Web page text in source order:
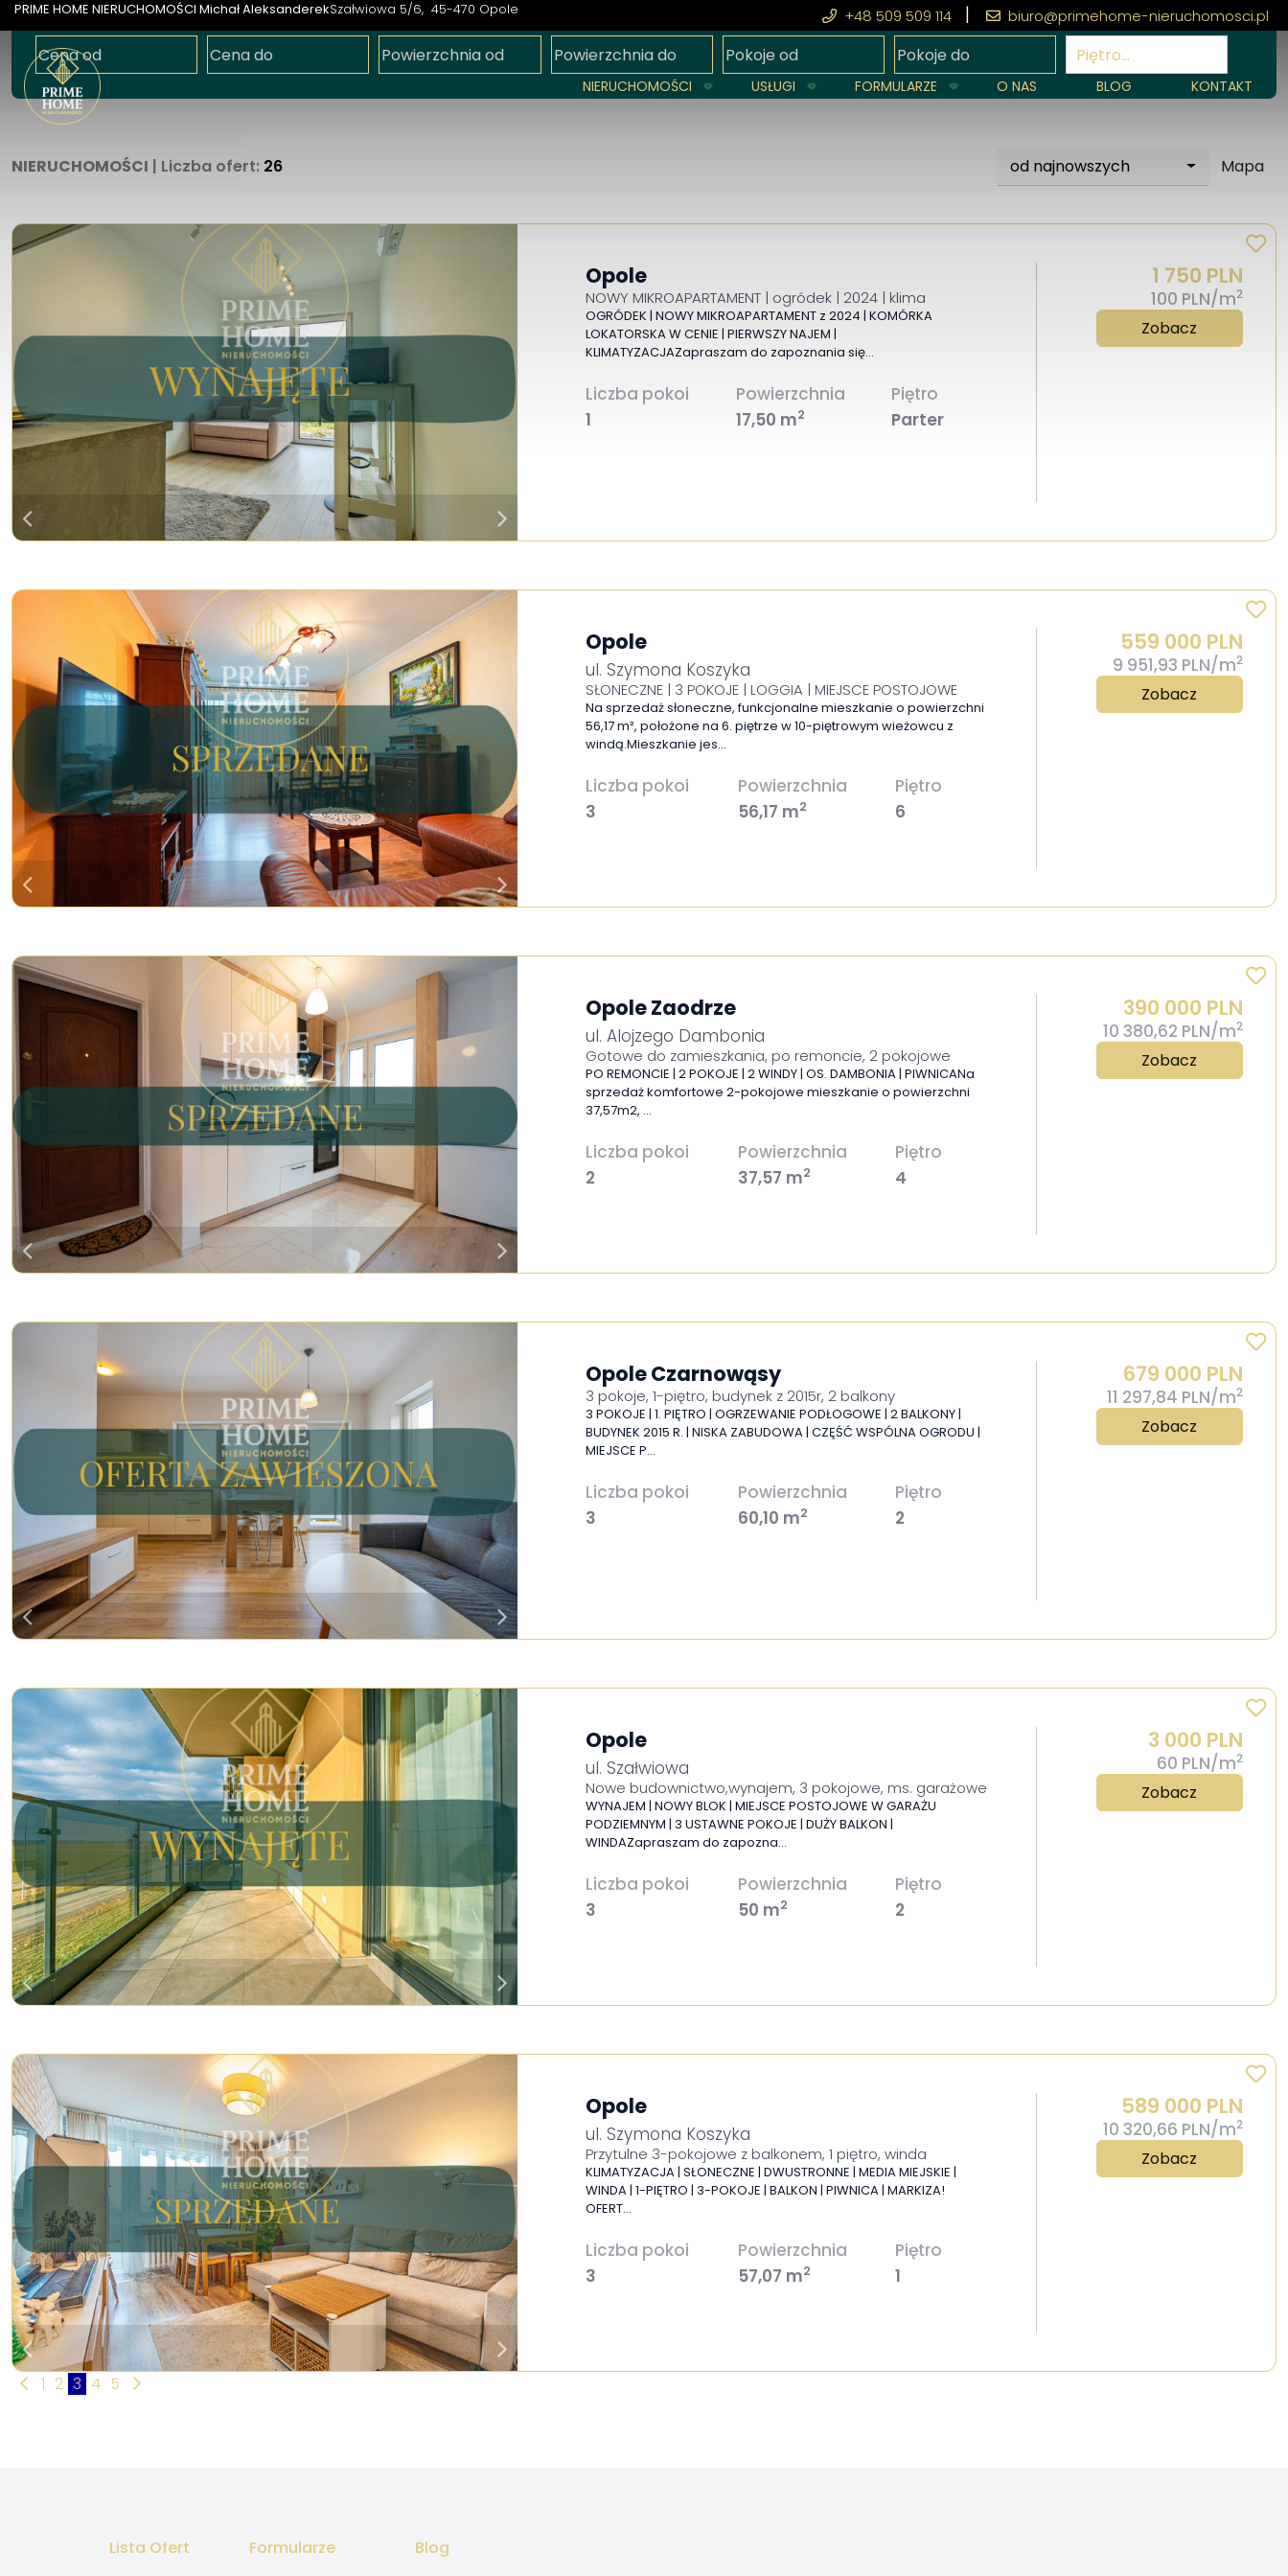
PRIME HOME NIERUCHOMOŚCI Michał AleksanderekSzałwiowa 5/6 45-470 Opole +48 509 509 114 | biuro@primehome-nieruchomosci.pl
NIERUCHOMOŚCI USŁUGI FORMULARZE O NAS BLOG KONTAKT
mapa
Piętro…
NIERUCHOMOŚCI | Liczba ofert: 26 od najnowszych Mapa
Opole
NOWY MIKROAPARTAMENT | ogródek | 2024 | klima
OGRÓDEK | NOWY MIKROAPARTAMENT z 2024 | KOMÓRKA
LOKATORSKA W CENIE | PIERWSZY NAJEM |
KLIMATYZACJAZapraszam do zapoznania się…
Liczba pokoi
1
Powierzchnia
17,50 m2
Piętro
Parter
1 750 PLN
100 PLN/m2
Zobacz
Opole
ul. Szymona Koszyka
SŁONECZNE | 3 POKOJE | LOGGIA | MIEJSCE POSTOJOWE
Na sprzedaż słoneczne, funkcjonalne mieszkanie o powierzchni
56,17 m², położone na 6. piętrze w 10-piętrowym wieżowcu z
windą.Mieszkanie jes…
Liczba pokoi
3
Powierzchnia
56,17 m2
Piętro
6
559 000 PLN
9 951,93 PLN/m2
Zobacz
Opole Zaodrze
ul. Alojzego Dambonia
Gotowe do zamieszkania, po remoncie, 2 pokojowe
PO REMONCIE | 2 POKOJE | 2 WINDY | OS. DAMBONIA | PIWNICANa
sprzedaż komfortowe 2-pokojowe mieszkanie o powierzchni
37,57m2, …
Liczba pokoi
2
Powierzchnia
37,57 m2
Piętro
4
390 000 PLN
10 380,62 PLN/m2
Zobacz
Opole Czarnowąsy
3 pokoje, 1-piętro, budynek z 2015r, 2 balkony
3 POKOJE | 1. PIĘTRO | OGRZEWANIE PODŁOGOWE | 2 BALKONY |
BUDYNEK 2015 R. | NISKA ZABUDOWA | CZĘŚĆ WSPÓLNA OGRODU |
MIEJSCE P…
Liczba pokoi
3
Powierzchnia
60,10 m2
Piętro
2
679 000 PLN
11 297,84 PLN/m2
Zobacz
Opole
ul. Szałwiowa
Nowe budownictwo,wynajem, 3 pokojowe, ms. garażowe
WYNAJEM | NOWY BLOK | MIEJSCE POSTOJOWE W GARAŻU
PODZIEMNYM | 3 USTAWNE POKOJE | DUŻY BALKON |
WINDAZapraszam do zapozna…
Liczba pokoi
3
Powierzchnia
50 m2
Piętro
2
3 000 PLN
60 PLN/m2
Zobacz
Opole
ul. Szymona Koszyka
Przytulne 3-pokojowe z balkonem, 1 piętro, winda
KLIMATYZACJA | SŁONECZNE | DWUSTRONNE | MEDIA MIEJSKIE |
WINDA | 1-PIĘTRO | 3-POKOJE | BALKON | PIWNICA | MARKIZA!
OFERT…
Liczba pokoi
3
Powierzchnia
57,07 m2
Piętro
1
589 000 PLN
10 320,66 PLN/m2
Zobacz
1 2 3 4 5
Lista Ofert
Formularze
Blog